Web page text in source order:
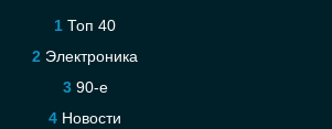
Топ 40
Электроника
90-е
Новости